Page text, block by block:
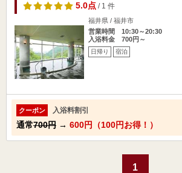
5.0点/ 1 件
福井県 / 福井市
営業時間 10:30～20:30
入浴料金 700円～
日帰り 宿泊
クーポン 入浴料割引
通常700円 → 600円（100円お得！）
1